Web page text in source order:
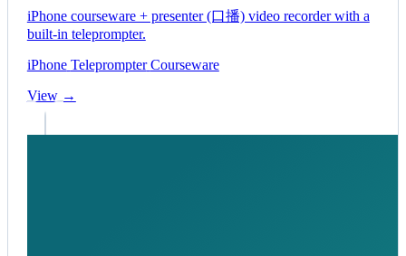
iPhone courseware + presenter (口播) video recorder with a
built-in teleprompter.
iPhone Teleprompter Courseware
View →